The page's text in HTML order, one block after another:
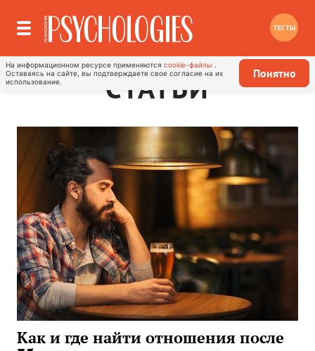
ТЕСТЫ
На информационном ресурсе применяются cookie-файлы
Оставаясь на сайте, вы подтверждаете свое согласие на их
использование.
Понятно
СТАТЬИ
Как и где найти отношения после